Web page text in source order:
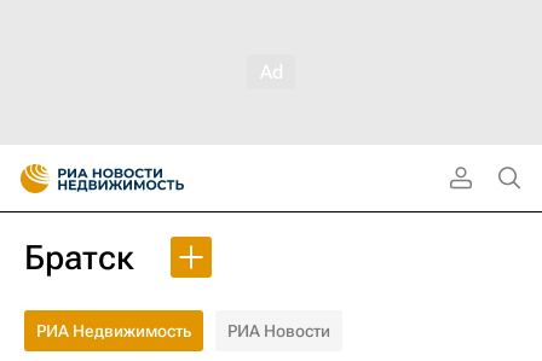
Братск
РИА Недвижимость РИА Новости